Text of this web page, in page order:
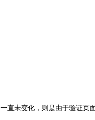
直未变化，则是由于验证页